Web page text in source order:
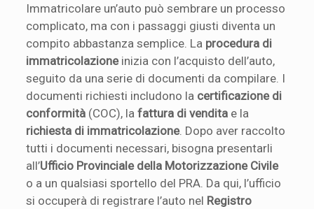
Immatricolare un’auto può sembrare un processo
complicato, ma con i passaggi giusti diventa un
compito abbastanza semplice. La procedura di
immatricolazioneinizia con l’acquisto dell’auto,
seguito da una serie di documenti da compilare. I
documenti richiesti includono la certificazione di
conformità (COC), lafattura di vendita e la
richiesta di immatricolazione. Dopo aver raccolto
tutti i documenti necessari, bisogna presentarli
all’Ufficio Provinciale della Motorizzazione Civile
o a un qualsiasi sportello del PRA. Da qui, l’ufficio
si occuperà di registrare l’auto nel Registro